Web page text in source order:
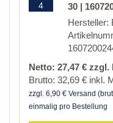
4
30 |
Hersteller:
Netto: 27,47 € zzgl.
Brutto: 32,69 € inkl.
zzgl. 6,90 € Versand
einmalig pro Bestellung